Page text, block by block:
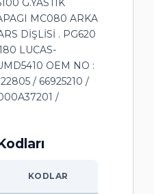
G.YASTIK
MC080 ARKA
DİŞLİSİ . PG620
LUCAS-
OEM NO :
/ 66925210 /
/
KODLAR